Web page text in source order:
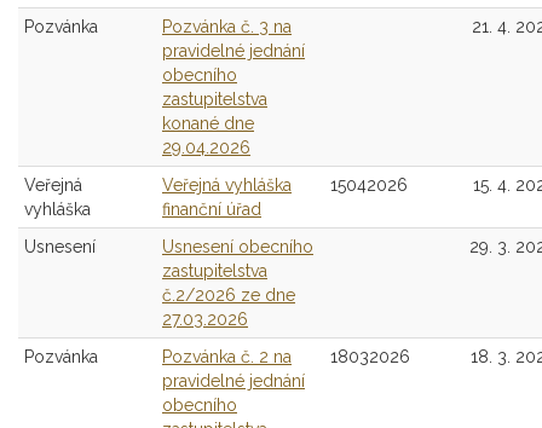
Pozvánka
Pozvánka č. 3 na
pravidelné jednání
obecního
zastupitelstva
konané dne
29.04.2026
21. 4.
Veřejná
vyhláška
Veřejná vyhláška
finanční úřad
15042026 15. 4.
Usnesení
Usnesení obecního
zastupitelstva
č.2/2026 ze dne
27.03.2026
29. 3.
Pozvánka
Pozvánka č. 2 na
pravidelné jednání
obecního
18032026 18. 3.